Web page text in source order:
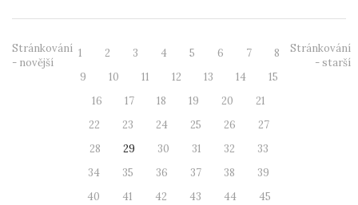
Stránkování
- novější
1 2 3 4 5 6 7
8
9
10 11 12 13 14
15
16
17 18 19 20
21
22
23 24 25 26
27
28
29 30 31 32
33
34
35 36 37 38
39
40
41 42 43 44
45
Stránkování
- starší